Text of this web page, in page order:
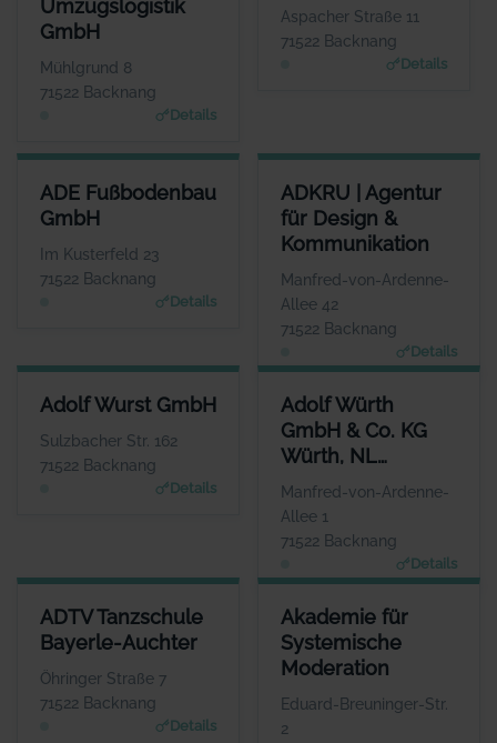
Umzugslogistik
GmbH
Mühlgrund 8
71522 Backnang
Details
Frau Corinna Trostel
www.trostel.eu
Aspacher Straße 11
71522 Backnang
Details
Frau Sigrid Göttlich
www.accente-mode.co
m
ADE Fußbodenbau
GmbH
Im Kusterfeld 23
71522 Backnang
Details
ADE FUSSBODENBAU GMBH
www.adegmbh.de
ADKRU | Agentur
für Design &
Kommunikation
Manfred-von-Ardenne-
Allee 42
71522 Backnang
Details
ADKRU | AGENTUR FÜR
Adolf Wurst GmbH
Sulzbacher Str. 162
71522 Backnang
Details
ADOLF WURST GMBH
Herr Mario Bay
www.badforumbacknan
g.de
Adolf Würth
GmbH & Co. KG
Würth, NL
Backnang
Manfred-von-Ardenne-
Allee 1
71522 Backnang
Details
ADOLF WÜRTH GMBH & CO.
ADTV Tanzschule
Bayerle-Auchter
Öhringer Straße 7
71522 Backnang
Details
ADTV TANZSCHULE BAYERLE-AUCHTER
Herr Raphael Auchter
WEBSITE
www.tanzschule-backnang.de
Akademie für
Systemische
Moderation
Eduard-Breuninger-Str.
2
AKADEMIE FÜR SYSTEMISCHE